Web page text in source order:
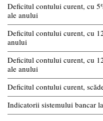
Deficitul contului curent, cu
ale anului
Deficitul contului curent, cu
anului
Deficitul contului curent, cu
ale anului
Deficitul contului curent,
Indicatorii sistemului bancar